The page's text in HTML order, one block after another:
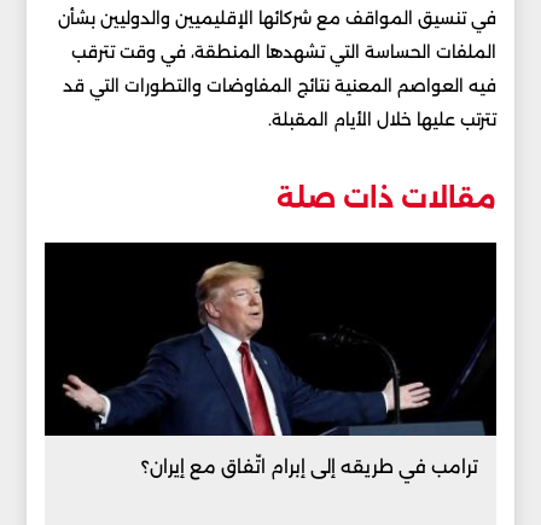
في تنسيق المواقف مع شركائها الإقليميين والدوليين بشأن
الملفات الحساسة التي تشهدها المنطقة، في وقت تترقب
فيه العواصم المعنية نتائج المفاوضات والتطورات التي قد
تترتب عليها خلال الأيام المقبلة.
مقالات ذات صلة
ترامب في طريقه إلى إبرام اتّفاق مع إيران؟